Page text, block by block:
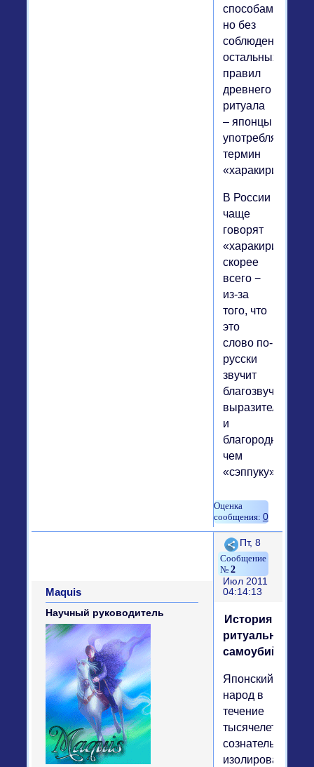
способами,
но без
соблюдения
остальных
правил
древнего
ритуала
– японцы
употребляют
термин
«харакири».
В России
чаще
говорят
«харакири»,
скорее
всего −
из-за
того, что
это
слово по-
русски
звучит
благозвучнее,
выразительнее
и
благороднее,
чем
«сэппуку».
0
Поделиться
2
Пт, 8
Июл 2011
04:14:13
Maquis
Научный руководитель
История
ритуальных
самоубийств
Японский
народ в
течение
тысячелетий
сознательно
изолировал